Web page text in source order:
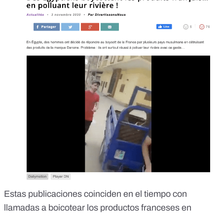
Estas publicaciones coinciden en el tiempo con
llamadas a boicotear los productos franceses en